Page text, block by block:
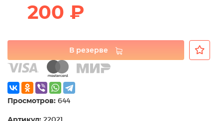
200 ₽
В резерве
Просмотров: 644
22021